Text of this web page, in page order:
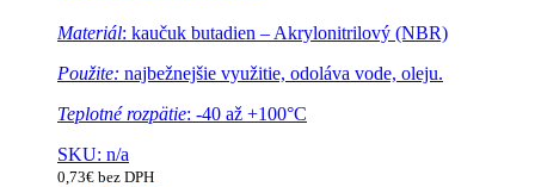
Materiál: kaučuk butadien – Akrylonitrilový (NBR)
Použite: najbežnejšie využitie, odoláva vode, oleju.
Teplotné rozpätie: -40 až +100°C
SKU: n/a
0,73€ bez DPH